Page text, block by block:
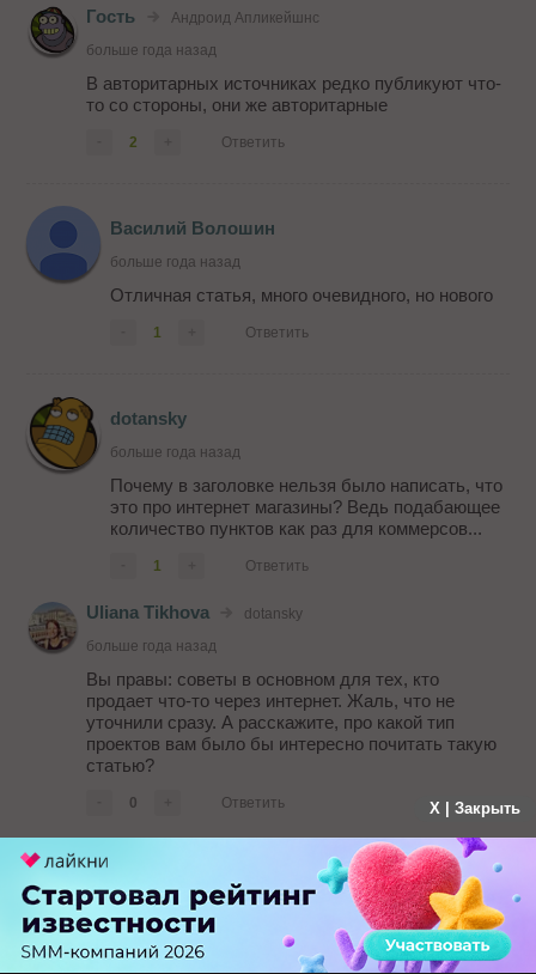
Гость
Андроид Апликейшнс
больше года назад
В авторитарных источниках редко публикуют что-
то со стороны, они же авторитарные
2 Ответить
Василий Волошин
больше года назад
Отличная статья, много очевидного, но нового
1 Ответить
dotansky
больше года назад
Почему в заголовке нельзя было написать, что
это про интернет магазины? Ведь подабающее
количество пунктов как раз для коммерсов...
1 Ответить
Uliana Tikhova
dotansky
больше года назад
Вы правы: советы в основном для тех, кто
продает что-то через интернет. Жаль, что не
уточнили сразу. А расскажите, про какой тип
проектов вам было бы интересно почитать такую
статью?
0 Ответить X | Закрыть